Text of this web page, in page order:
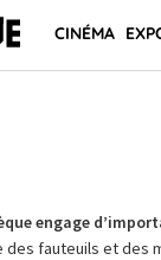
CINÉMA
engage
des fauteuils et des